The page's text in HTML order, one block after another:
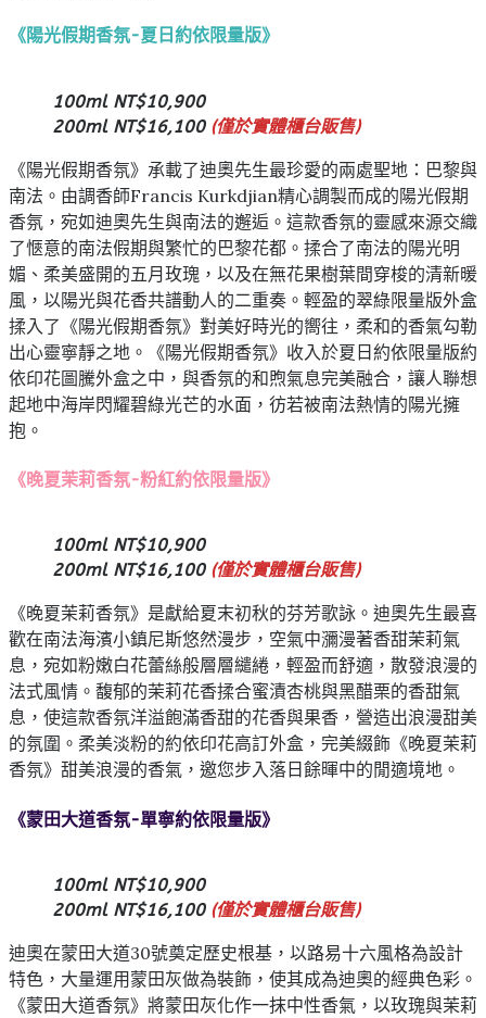
《陽光假期香氛-夏日約依限量版》
100ml NT$10,900
200ml NT$16,100(僅於實體櫃台販售)
《陽光假期香氛》承載了迪奧先生最珍愛的兩處聖地：巴黎與
南法。由調香師Francis Kurkdjian精心調製而成的陽光假期
香氛，宛如迪奧先生與南法的邂逅。這款香氛的靈感來源交織
了愜意的南法假期與繁忙的巴黎花都。揉合了南法的陽光明
媚、柔美盛開的五月玫瑰，以及在無花果樹葉間穿梭的清新暖
風，以陽光與花香共譜動人的二重奏。輕盈的翠綠限量版外盒
揉入了《陽光假期香氛》對美好時光的嚮往，柔和的香氣勾勒
出心靈寧靜之地。《陽光假期香氛》收入於夏日約依限量版約
依印花圖騰外盒之中，與香氛的和煦氣息完美融合，讓人聯想
起地中海岸閃耀碧綠光芒的水面，彷若被南法熱情的陽光擁
抱。
《晚夏茉莉香氛-粉紅約依限量版》
100ml NT$10,900
200ml NT$16,100(僅於實體櫃台販售)
《晚夏茉莉香氛》是獻給夏末初秋的芬芳歌詠。迪奧先生最喜
歡在南法海濱小鎮尼斯悠然漫步，空氣中瀰漫著香甜茉莉氣
息，宛如粉嫩白花蕾絲般層層繾綣，輕盈而舒適，散發浪漫的
法式風情。馥郁的茉莉花香揉合蜜漬杏桃與黑醋栗的香甜氣
息，使這款香氛洋溢飽滿香甜的花香與果香，營造出浪漫甜美
的氛圍。柔美淡粉的約依印花高訂外盒，完美綴飾《晚夏茉莉
香氛》甜美浪漫的香氣，邀您步入落日餘暉中的閒適境地。
《蒙田大道香氛-單寧約依限量版》
100ml NT$10,900
200ml NT$16,100(僅於實體櫃台販售)
迪奧在蒙田大道30號奠定歷史根基，以路易十六風格為設計
特色，大量運用蒙田灰做為裝飾，使其成為迪奧的經典色彩。
《蒙田大道香氛》將蒙田灰化作一抹中性香氣，以玫瑰與茉莉